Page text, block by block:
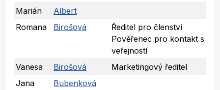
Marián
Albert
Romana
Birošová
Ředitel pro členství
Pověřenec pro kontakt s
veřejností
Vanesa
Birošová
Marketingový ředitel
Jana
Bubenková